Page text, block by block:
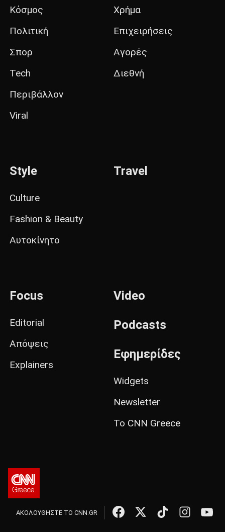
Κόσμος
Πολιτική
Σπορ
Tech
Περιβάλλον
Viral
Χρήμα
Επιχειρήσεις
Αγορές
Διεθνή
Style
Culture
Fashion & Beauty
Αυτοκίνητο
Travel
Focus
Editorial
Απόψεις
Explainers
Video
Podcasts
Εφημερίδες
Widgets
Newsletter
Το CNN Greece
ΑΚΟΛΟΥΘΗΣΤΕ ΤΟ CNN.GR